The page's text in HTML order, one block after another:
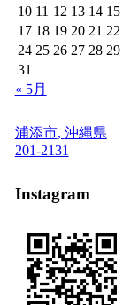
10 11 12 13 14 15
17 18 19 20 21 22
24 25 26 27 28 29
31
« 5月
浦添市, 沖縄県
201-2131
Instagram